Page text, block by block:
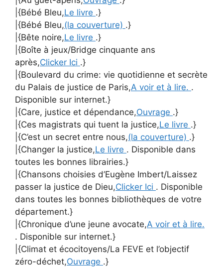
|{Bébé Bleu,Le livre .}
|{Bébé Bleu,(la couverture) .}
|{Bête noire,Le livre .}
|{Boîte à jeux/Bridge cinquante ans
après,Clicker Ici .}
|{Boulevard du crime: vie quotidienne et secrète
du Palais de justice de Paris,A voir et à lire. .
Disponible sur internet.}
|{Care, justice et dépendance,Ouvrage .}
|{Ces magistrats qui tuent la justice,Le livre .}
|{C’est un secret entre nous,(la couverture) .}
|{Changer la justice,Le livre . Disponible dans
toutes les bonnes librairies.}
|{Chansons choisies d’Eugène Imbert/Laissez
passer la justice de Dieu,Clicker Ici . Disponible
dans toutes les bonnes bibliothèques de votre
département.}
|{Chronique d’une jeune avocate,A voir et à lire.
. Disponible sur internet.}
|{Climat et écocitoyens/La FEVE et l’objectif
zéro-déchet,Ouvrage .}